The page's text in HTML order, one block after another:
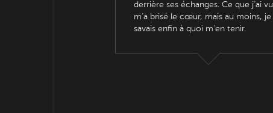
derrière ses échanges. Ce que j’ai vu
m’a brisé le cœur, mais au moins, je
savais enfin à quoi m’en tenir.